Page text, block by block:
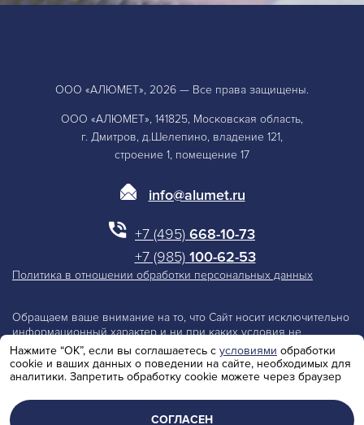
ООО «АЛЮМЕТ», 2026 — Все права защищены.
ООО «АЛЮМЕТ», 141825, Московская область,
г. Дмитров, д.Шелепино, владение 121,
строение 1, помещение 17
info@alumet.ru
+7 (495) 668-10-73
+7 (985)100-62-53
Политика в отношении обработки персональных данных
Обращаем ваше внимание на то, что Сайт носит исключительно
информационный характер и ни при каких условия не
является публичной офертой, определяемой положениями
Статьи 437 Гражданского Кодекса Российской Федерации.
Производитель оставляет за собой право изменять параметры
Нажмите “ОК”, если вы соглашаетесь с условиями обработки
cookie и ваших данных о поведении на сайте, необходимых для
аналитики. Запретить обработку cookie можете через браузер
СОГЛАСЕН